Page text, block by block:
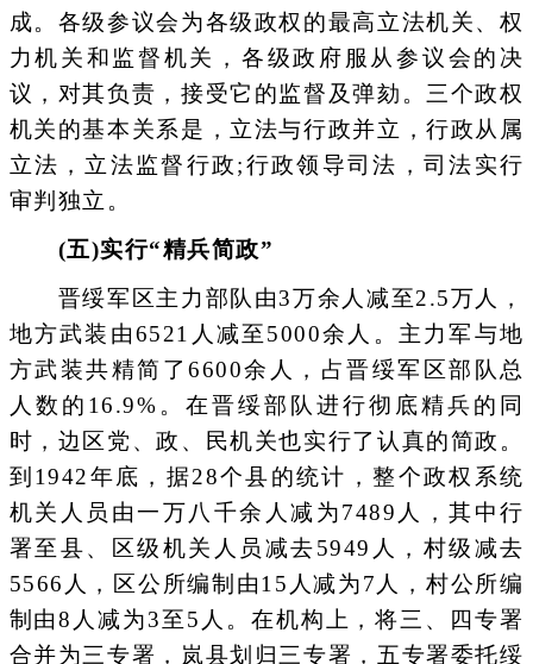
成。各级参议会为各级政权的最高立法机关、权
力机关和监督机关，各级政府服从参议会的决
议，对其负责，接受它的监督及弹劾。三个政权
机关的基本关系是，立法与行政并立，行政从属
立法，立法监督行政;行政领导司法，司法实行
审判独立。
(五)实行“精兵简政”
晋绥军区主力部队由3万余人减至2.5万人，
地方武装由6521人减至5000余人。主力军与地
方武装共精简了6600余人，占晋绥军区部队总
人数的16.9%。在晋绥部队进行彻底精兵的同
时，边区党、政、民机关也实行了认真的简政。
到1942年底，据28个县的统计，整个政权系统
机关人员由一万八千余人减为7489人，其中行
署至县、区级机关人员减去5949人，村级减去
5566人，区公所编制由15人减为7人，村公所编
制由8人减为3至5人。在机构上，将三、四专署
合并为三专署，岚县划归三专署，五专署委托绥